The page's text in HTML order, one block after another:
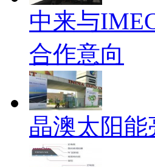
中来与
合作意向
晶澳太阳